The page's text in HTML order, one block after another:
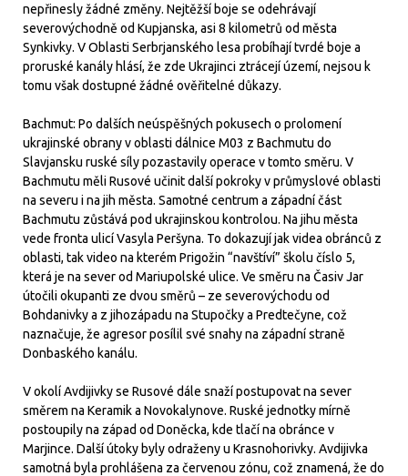
nepřinesly žádné změny. Nejtěžší boje se odehrávají
severovýchodně od Kupjanska, asi 8 kilometrů od města
Synkivky. V Oblasti Serbrjanského lesa probíhají tvrdé boje a
proruské kanály hlásí, že zde Ukrajinci ztrácejí území, nejsou k
tomu však dostupné žádné ověřitelné důkazy.
Bachmut: Po dalších neúspěšných pokusech o prolomení
ukrajinské obrany v oblasti dálnice M03 z Bachmutu do
Slavjansku ruské síly pozastavily operace v tomto směru. V
Bachmutu měli Rusové učinit další pokroky v průmyslové oblasti
na severu i na jih města. Samotné centrum a západní část
Bachmutu zůstává pod ukrajinskou kontrolou. Na jihu města
vede fronta ulicí Vasyla Peršyna. To dokazují jak videa obránců z
oblasti, tak video na kterém Prigožin “navštíví” školu číslo 5,
která je na sever od Mariupolské ulice. Ve směru na Časiv Jar
útočili okupanti ze dvou směrů – ze severovýchodu od
Bohdanivky a z jihozápadu na Stupočky a Predtečyne, což
naznačuje, že agresor posílil své snahy na západní straně
Donbaského kanálu.
V okolí Avdijivky se Rusové dále snaží postupovat na sever
směrem na Keramik a Novokalynove. Ruské jednotky mírně
postoupily na západ od Doněcka, kde tlačí na obránce v
Marjince. Další útoky byly odraženy u Krasnohorivky. Avdijivka
samotná byla prohlášena za červenou zónu, což znamená, že do